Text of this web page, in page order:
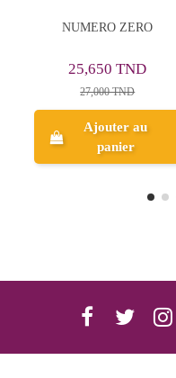
Kingdom of Ash - Sarah J.
37,620 TND
Aperçu